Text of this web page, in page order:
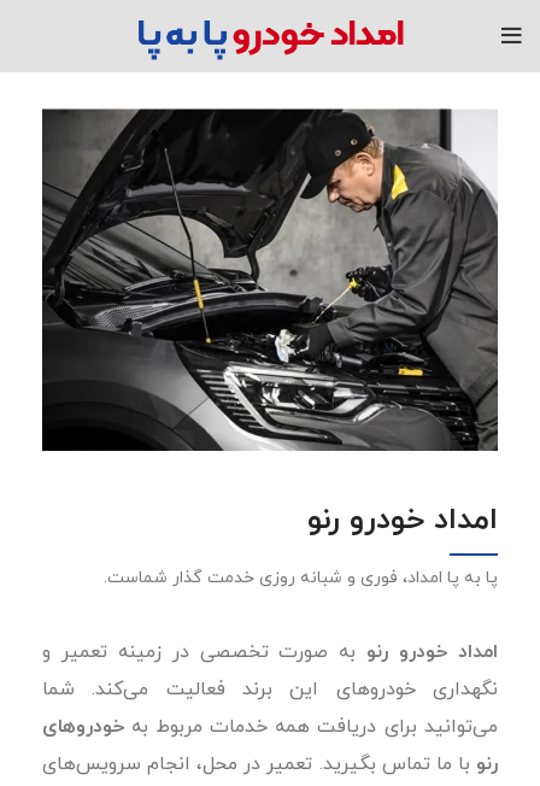
امداد خودرو رنو
پا به پا امداد، فوری و شبانه روزی خدمت گذار شماست.
امداد خودرو رنو به صورت تخصصی در زمینه تعمیر و
نگهداری خودروهای این برند فعالیت می‌کند. شما
می‌توانید برای دریافت همه خدمات مربوط به خودروهای
رنو با ما تماس بگیرید. تعمیر در محل، انجام سرویس‌های